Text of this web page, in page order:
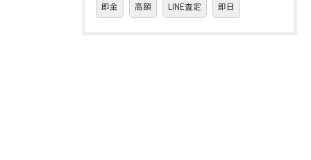
即金 高額 LINE査定 即日